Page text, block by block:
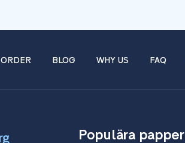
ORDER BLOG WHY US FAQ
Populära papper